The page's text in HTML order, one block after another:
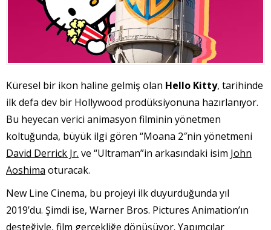
Küresel bir ikon haline gelmiş olan Hello Kitty, tarihinde
ilk defa dev bir Hollywood prodüksiyonuna hazırlanıyor.
Bu heyecan verici animasyon filminin yönetmen
koltuğunda, büyük ilgi gören “Moana 2″nin yönetmeni
David Derrick Jr. ve “Ultraman”in arkasındaki isim John
Aoshima oturacak.
New Line Cinema, bu projeyi ilk duyurduğunda yıl
2019’du. Şimdi ise, Warner Bros. Pictures Animation’ın
desteğiyle, film gerçekliğe dönüşüyor. Yapımcılar